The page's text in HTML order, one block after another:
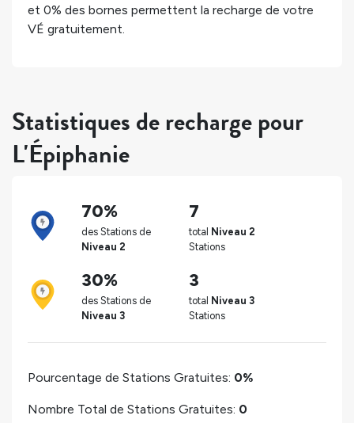
et 0% des bornes permettent la recharge de votre
VÉ gratuitement.
Statistiques de recharge pour
L'Épiphanie
70%
des Stations de
Niveau 2
7
total Niveau 2
Stations
30%
des Stations de
Niveau 3
3
total Niveau 3
Stations
Pourcentage de Stations Gratuites: 0%
Nombre Total de Stations Gratuites: 0